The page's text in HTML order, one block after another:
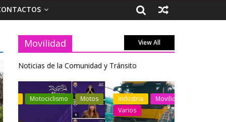
Movilidad View All
Noticias de la Comunidad y Tránsito
Industria Movilidad
Transporte